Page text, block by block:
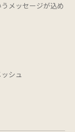
メッセージが込め
シュ